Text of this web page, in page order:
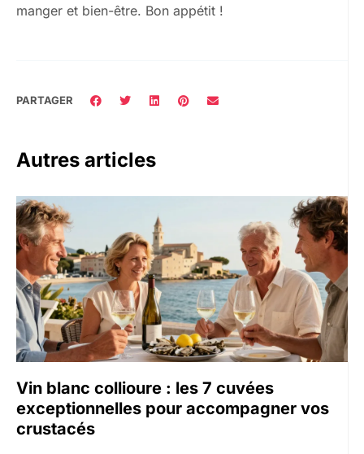
manger et bien-être. Bon appétit !
PARTAGER
Autres articles
Vin blanc collioure : les 7 cuvées
exceptionnelles pour accompagner vos
crustacés